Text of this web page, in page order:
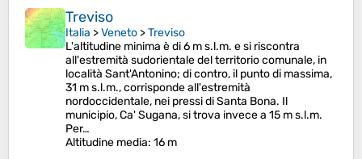
Treviso
Italia >Veneto >Treviso
L'altitudine minima è di 6 m s.l.m. e si riscontra
all'estremità sudorientale del territorio comunale, in
località Sant'Antonino; di contro, il punto di massima,
31 m s.l.m., corrisponde all'estremità
nordoccidentale, nei pressi di Santa Bona. Il
municipio, Ca' Sugana, si trova invece a 15 m s.l.m.
Per…
Altitudine media: 16 m